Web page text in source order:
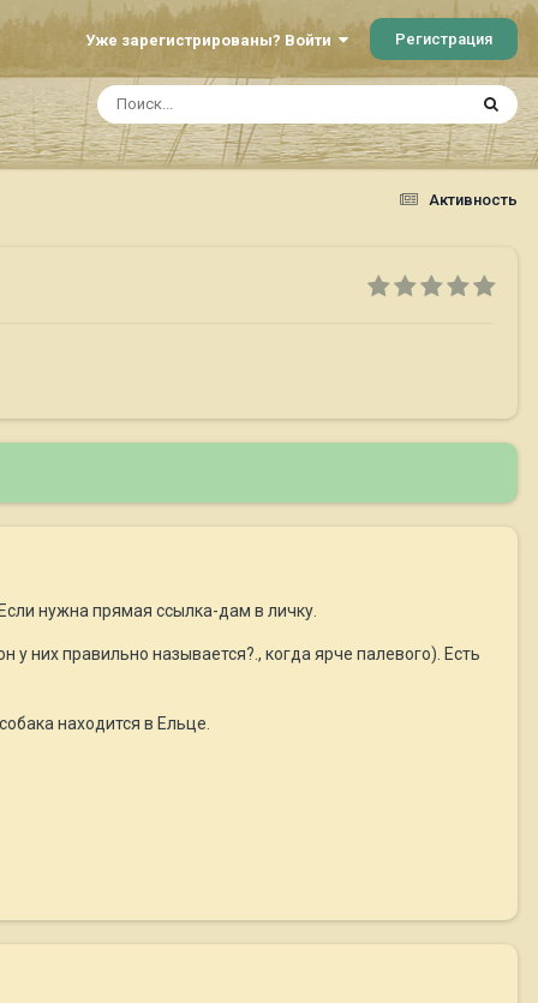
Уже зарегистрированы? Войти Регистрация
Активность
нужна прямая ссылка-дам в личку.
них правильно называется?., когда ярче палевого). Есть
находится в Ельце.